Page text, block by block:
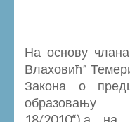
На основу
Влаховић”
Закона о
образовању